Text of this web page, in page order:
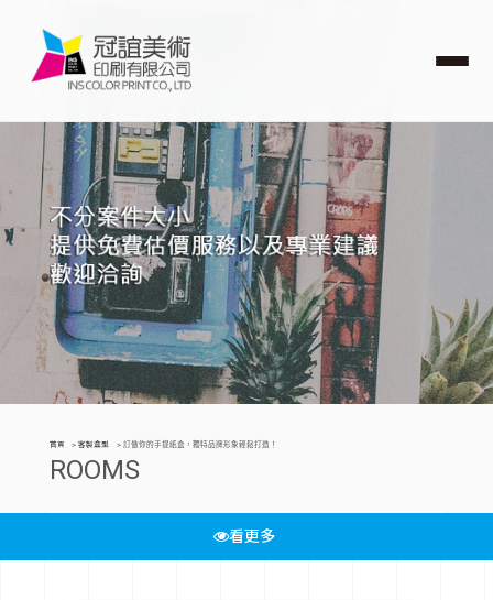
首頁 客製盒型 訂做你的手提紙盒，獨特品牌形象輕鬆打造！
ROOMS
看更多